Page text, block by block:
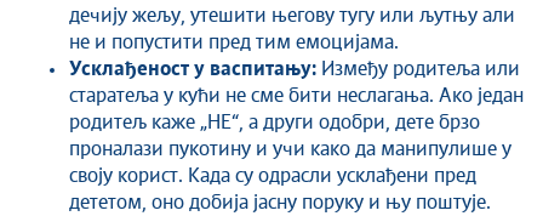
дечију жељу, утешити његову тугу или љутњу али
не и попустити пред тим емоцијама.
Усклађеност у васпитању: Између родитеља или
старатеља у кући не сме бити неслагања. Ако један
родитељ каже „НЕ“, а други одобри, дете брзо
проналази пукотину и учи како да манипулише у
своју корист. Када су одрасли усклађени пред
дететом, оно добија јасну поруку и њу поштује.